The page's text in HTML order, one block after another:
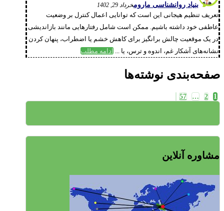
بنیاد روانشناسی مارومخرداد 29, 1402
تعریف تنظیم هیجانی این است که توانایی اعمال کنترل بر وضعیت
عاطفی خود داشته باشیم. ممکن است شامل رفتارهایی مانند بازاندیشی
در یک موقعیت چالش برانگیز برای کاهش خشم یا اضطراب، پنهان کردن
نشانه‌های آشکار غم، اندوه و ترس، یا ...
ادامه مطلب
صفحه‌بندی نوشته‌ها
1
2
…
57
مشاوره آنلاین